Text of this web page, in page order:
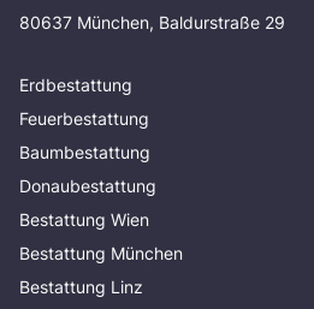
80637 München, Baldurstraße 29
Erdbestattung
Feuerbestattung
Baumbestattung
Donaubestattung
Bestattung Wien
Bestattung München
Bestattung Linz